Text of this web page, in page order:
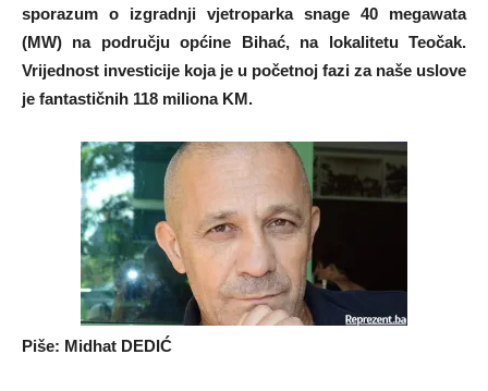
sporazum o izgradnji vjetroparka snage 40 megawata
(MW) na području općine Bihać, na lokalitetu Teočak.
Vrijednost investicije koja je u početnoj fazi za naše uslove
je fantastičnih 118 miliona KM.
Piše: Midhat DEDIĆ